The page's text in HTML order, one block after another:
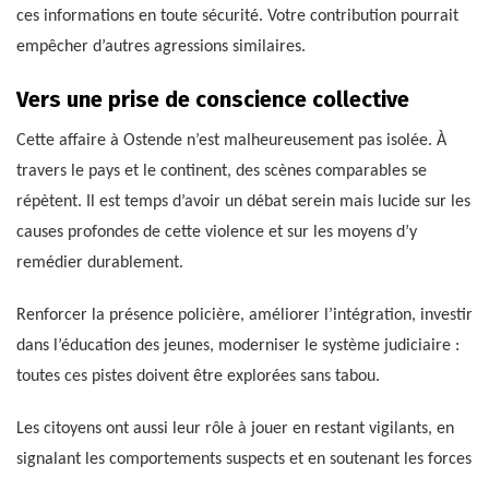
ces informations en toute sécurité. Votre contribution pourrait
empêcher d’autres agressions similaires.
Vers une prise de conscience collective
Cette affaire à Ostende n’est malheureusement pas isolée. À
travers le pays et le continent, des scènes comparables se
répètent. Il est temps d’avoir un débat serein mais lucide sur les
causes profondes de cette violence et sur les moyens d’y
remédier durablement.
Renforcer la présence policière, améliorer l’intégration, investir
dans l’éducation des jeunes, moderniser le système judiciaire :
toutes ces pistes doivent être explorées sans tabou.
Les citoyens ont aussi leur rôle à jouer en restant vigilants, en
signalant les comportements suspects et en soutenant les forces